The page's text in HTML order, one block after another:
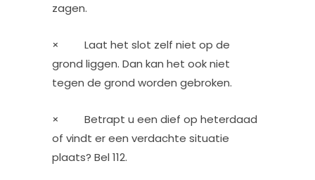
zagen.
× Laat het slot zelf niet op de
grond liggen. Dan kan het ook niet
tegen de grond worden gebroken.
× Betrapt u een dief op heterdaad
of vindt er een verdachte situatie
plaats? Bel 112.